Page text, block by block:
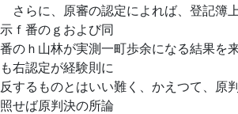
さらに、原審の認定によれば、登記簿
示ｆ番のｇおよび同
番のｈ山林が実測一町歩余になる結果を
も右認定が経験則に
反するものとはいい難く、かえつて、原
照せば原判決の所論